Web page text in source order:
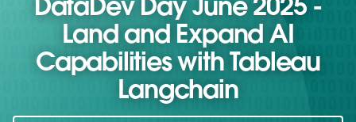
Land and Expand AI
Capabilities with Tableau
Langchain